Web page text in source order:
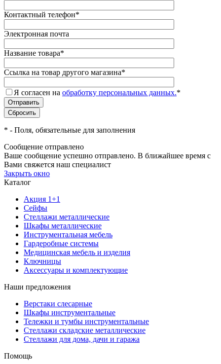
Контактный телефон*
Электронная почта
Название товара*
Ссылка на товар другого магазина*
Я согласен на обработку персональных данных.*
* - Поля, обязательные для заполнения
Сообщение отправлено
Ваше сообщение успешно отправлено. В ближайшее время с
Вами свяжется наш специалист
Закрыть окно
Каталог
Акция 1+1
Сейфы
Стеллажи металлические
Шкафы металлические
Инструментальная мебель
Гардеробные системы
Медицинская мебель и изделия
Ключницы
Аксессуары и комплектующие
Наши предложения
Верстаки слесарные
Шкафы инструментальные
Тележки и тумбы инструментальные
Стеллажи складские металлические
Стеллажи для дома, дачи и гаража
Помощь